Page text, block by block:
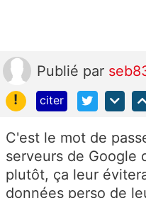
Publié par
!
citer
C'est le mot de
serveurs de Google
plutôt, ça leur
données perso de